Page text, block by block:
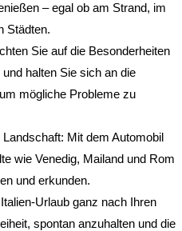
– egal ob am Strand, im
Städten.
Sie auf die Besonderheiten
halten Sie sich an die
mögliche Probleme zu
Mit dem Automobil
wie Venedig, Mailand und Rom
und erkunden.
Urlaub ganz nach Ihren
spontan anzuhalten und die